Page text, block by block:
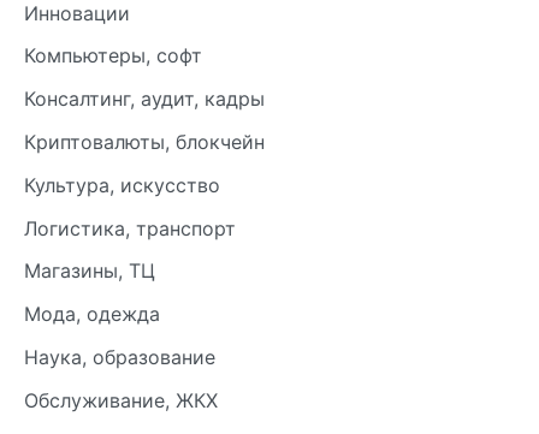
Инновации
Компьютеры, софт
Консалтинг, аудит, кадры
Криптовалюты, блокчейн
Культура, искусство
Логистика, транспорт
Магазины, ТЦ
Мода, одежда
Наука, образование
Обслуживание, ЖКХ